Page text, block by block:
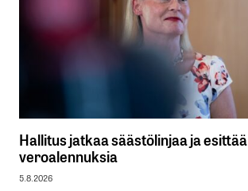
Hallitus jatkaa säästölinjaa ja esittää
veroalennuksia
5.8.2026